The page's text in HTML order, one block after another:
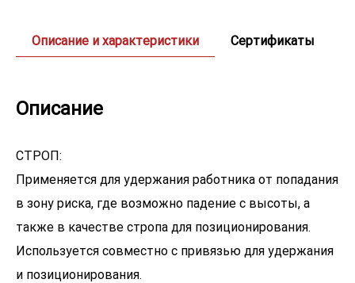
Описание и характеристики Сертификаты
Описание
СТРОП:
Применяется для удержания работника от попадания
в зону риска, где возможно падение с высоты, а
также в качестве стропа для позиционирования.
Используется совместно с привязью для удержания
и позиционирования.